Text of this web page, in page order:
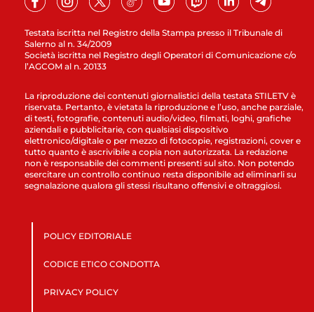
Testata iscritta nel Registro della Stampa presso il Tribunale di
Salerno al n. 34/2009
Società iscritta nel Registro degli Operatori di Comunicazione c/o
l’AGCOM al n. 20133
La riproduzione dei contenuti giornalistici della testata STILETV è
riservata. Pertanto, è vietata la riproduzione e l’uso, anche parziale,
di testi, fotografie, contenuti audio/video, filmati, loghi, grafiche
aziendali e pubblicitarie, con qualsiasi dispositivo
elettronico/digitale o per mezzo di fotocopie, registrazioni, cover e
tutto quanto è ascrivibile a copia non autorizzata. La redazione
non è responsabile dei commenti presenti sul sito. Non potendo
esercitare un controllo continuo resta disponibile ad eliminarli su
segnalazione qualora gli stessi risultano offensivi e oltraggiosi.
POLICY EDITORIALE
CODICE ETICO CONDOTTA
PRIVACY POLICY